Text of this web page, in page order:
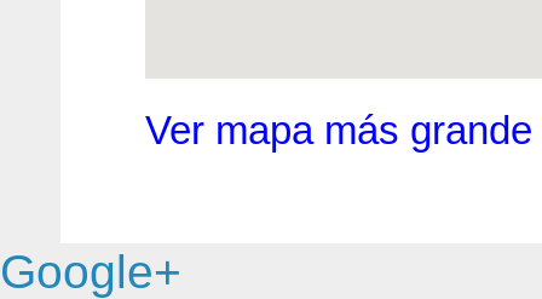
Ver mapa más grande
Google+